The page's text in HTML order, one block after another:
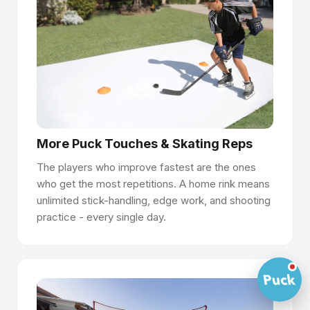
întrețină patinoarul, asigurând calitatea pe termen lung a
suprafeței și o experiență de patinaj de clasă mondială.
Aveți întrebări despre cum funcționează gheața
More Puck Touches & Skating Reps
The players who improve fastest are the ones
who get the most repetitions. A home rink means
unlimited stick-handling, edge work, and shooting
practice - every single day.